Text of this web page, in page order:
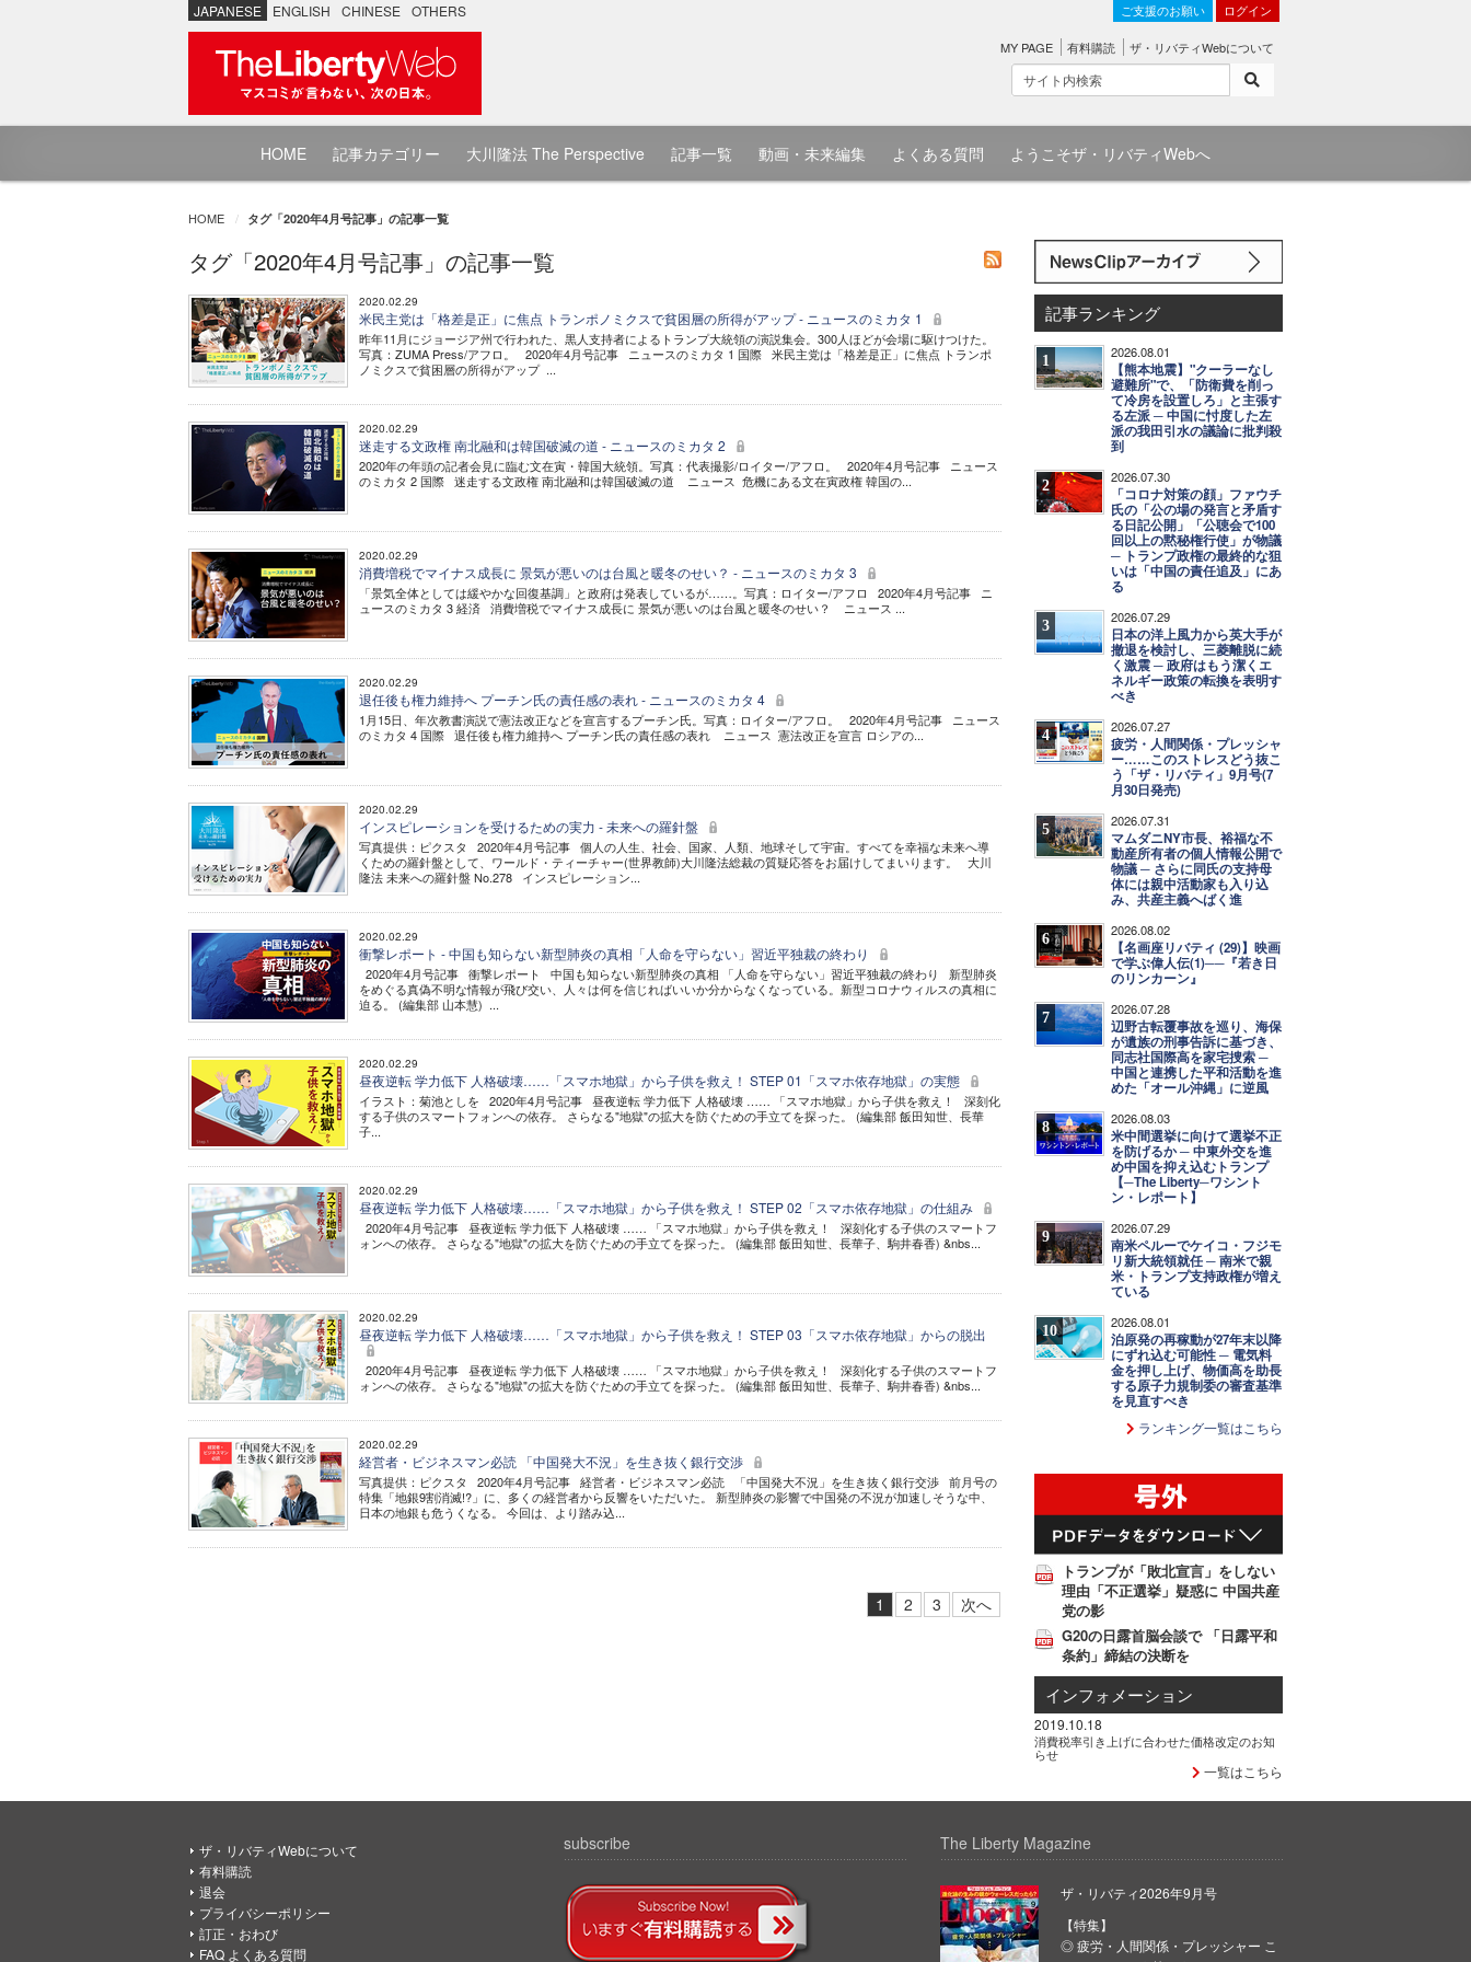
JAPANESE ENGLISH CHINESE OTHERS ご支援のお願い ログイン
MY PAGE 有料購読 ザ・リバティWebについて
HOME 記事カテゴリー 大川隆法 The Perspective 記事一覧 動画・未来編集 よくある質問 ようこそザ・リバティWebへ
HOME タグ「2020年4月号記事」の記事一覧
タグ「2020年4月号記事」の記事一覧
2020.02.29
米民主党は「格差是正」に焦点 トランポノミクスで貧困層の所得がアップ - ニュースのミカタ 1
昨年11月にジョージア州で行われた、黒人支持者によるトランプ大統領の演説集会。300人ほどが会場に駆けつけた。
写真：ZUMA Press/アフロ。 2020年4月号記事 ニュースのミカタ 1 国際 米民主党は「格差是正」に焦点 トランポ
ノミクスで貧困層の所得がアップ ...
2020.02.29
迷走する文政権 南北融和は韓国破滅の道 - ニュースのミカタ 2
2020年の年頭の記者会見に臨む文在寅・韓国大統領。写真：代表撮影/ロイター/アフロ。 2020年4月号記事 ニュース
のミカタ 2 国際 迷走する文政権 南北融和は韓国破滅の道 ニュース 危機にある文在寅政権 韓国の...
2020.02.29
消費増税でマイナス成長に 景気が悪いのは台風と暖冬のせい？ - ニュースのミカタ 3
「景気全体としては緩やかな回復基調」と政府は発表しているが……。写真：ロイター/アフロ 2020年4月号記事 ニ
ュースのミカタ 3 経済 消費増税でマイナス成長に 景気が悪いのは台風と暖冬のせい？ ニュース ...
2020.02.29
退任後も権力維持へ プーチン氏の責任感の表れ - ニュースのミカタ 4
1月15日、年次教書演説で憲法改正などを宣言するプーチン氏。写真：ロイター/アフロ。 2020年4月号記事 ニュース
のミカタ 4 国際 退任後も権力維持へ プーチン氏の責任感の表れ ニュース 憲法改正を宣言 ロシアの...
2020.02.29
インスピレーションを受けるための実力 - 未来への羅針盤
写真提供：ピクスタ 2020年4月号記事 個人の人生、社会、国家、人類、地球そして宇宙。すべてを幸福な未来へ導
くための羅針盤として、ワールド・ティーチャー(世界教師)大川隆法総裁の質疑応答をお届けしてまいります。 大川
隆法 未来への羅針盤 No.278 インスピレーション...
2020.02.29
衝撃レポート - 中国も知らない新型肺炎の真相「人命を守らない」習近平独裁の終わり
2020年4月号記事 衝撃レポート 中国も知らない新型肺炎の真相 「人命を守らない」習近平独裁の終わり 新型肺炎
をめぐる真偽不明な情報が飛び交い、人々は何を信じればいいか分からなくなっている。新型コロナウィルスの真相に
迫る。 (編集部 山本慧) ...
2020.02.29
昼夜逆転 学力低下 人格破壊……「スマホ地獄」から子供を救え！ STEP 01「スマホ依存地獄」の実態
イラスト：菊池としを 2020年4月号記事 昼夜逆転 学力低下 人格破壊 …… 「スマホ地獄」から子供を救え！ 深刻化
する子供のスマートフォンへの依存。 さらなる"地獄"の拡大を防ぐための手立てを探った。 (編集部 飯田知世、長華
子...
2020.02.29
昼夜逆転 学力低下 人格破壊……「スマホ地獄」から子供を救え！ STEP 02「スマホ依存地獄」の仕組み
2020年4月号記事 昼夜逆転 学力低下 人格破壊 …… 「スマホ地獄」から子供を救え！ 深刻化する子供のスマートフ
ォンへの依存。 さらなる"地獄"の拡大を防ぐための手立てを探った。 (編集部 飯田知世、長華子、駒井春香) &nbs...
2020.02.29
昼夜逆転 学力低下 人格破壊……「スマホ地獄」から子供を救え！ STEP 03「スマホ依存地獄」からの脱出
2020年4月号記事 昼夜逆転 学力低下 人格破壊 …… 「スマホ地獄」から子供を救え！ 深刻化する子供のスマートフ
ォンへの依存。 さらなる"地獄"の拡大を防ぐための手立てを探った。 (編集部 飯田知世、長華子、駒井春香) &nbs...
2020.02.29
経営者・ビジネスマン必読 「中国発大不況」を生き抜く銀行交渉
写真提供：ピクスタ 2020年4月号記事 経営者・ビジネスマン必読 「中国発大不況」を生き抜く銀行交渉 前月号の
特集「地銀9割消滅!?」に、多くの経営者から反響をいただいた。 新型肺炎の影響で中国発の不況が加速しそうな中、
日本の地銀も危うくなる。 今回は、より踏み込...
1 2 3 次へ
記事ランキング
1 2026.08.01
【熊本地震】"クーラーなし
避難所"で、「防衛費を削っ
て冷房を設置しろ」と主張す
る左派 ─ 中国に忖度した左
派の我田引水の議論に批判殺
到
2 2026.07.30
「コロナ対策の顔」ファウチ
氏の「公の場の発言と矛盾す
る日記公開」「公聴会で100
回以上の黙秘権行使」が物議
─ トランプ政権の最終的な狙
いは「中国の責任追及」にあ
る
3 2026.07.29
日本の洋上風力から英大手が
撤退を検討し、三菱離脱に続
く激震 ─ 政府はもう潔くエ
ネルギー政策の転換を表明す
べき
4 2026.07.27
疲労・人間関係・プレッシャ
ー……このストレスどう抜こ
う「ザ・リバティ」9月号(7
月30日発売)
5 2026.07.31
マムダニNY市長、裕福な不
動産所有者の個人情報公開で
物議 ─ さらに同氏の支持母
体には親中活動家も入り込
み、共産主義へばく進
6 2026.08.02
【名画座リバティ (29)】映画
で学ぶ偉人伝(1)──『若き日
のリンカーン』
7 2026.07.28
辺野古転覆事故を巡り、海保
が遺族の刑事告訴に基づき、
同志社国際高を家宅捜索 ─
中国と連携した平和活動を進
めた「オール沖縄」に逆風
8 2026.08.03
米中間選挙に向けて選挙不正
を防げるか ─ 中東外交を進
め中国を抑え込むトランプ
【─The Liberty─ワシント
ン・レポート】
9 2026.07.29
南米ペルーでケイコ・フジモ
リ新大統領就任 ─ 南米で親
米・トランプ支持政権が増え
ている
10 2026.08.01
泊原発の再稼動が27年末以降
にずれ込む可能性 ─ 電気料
金を押し上げ、物価高を助長
する原子力規制委の審査基準
を見直すべき
ランキング一覧はこちら
トランプが「敗北宣言」をしない
理由「不正選挙」疑惑に 中国共産
党の影
G20の日露首脳会談で 「日露平和
条約」締結の決断を
インフォメーション
2019.10.18
消費税率引き上げに合わせた価格改定のお知
らせ
一覧はこちら
ザ・リバティWebについて
有料購読
退会
プライバシーポリシー
訂正・おわび
FAQ よくある質問
subscribe The Liberty Magazine
ザ・リバティ2026年9月号
【特集】
◎ 疲労・人間関係・プレッシャー こ